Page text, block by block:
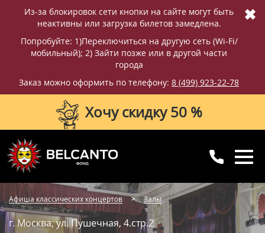
Из-за блокировок сети кнопки на сайте могут быть
неактивны или загрузка билетов замедлена.
Попробуйте: 1)Переключиться на другую сеть (Wi-Fi/
мобильный); 2) Зайти позже или в другой части
города
Заказ можно оформить по телефону: 8 (499) 923-22-78
✖
Хочу скидку 50 %
8 (499) 923-22-78
с 10:00 до 20:00
8 (800) 770-09-71
для регионов
Афиша классических концертов Залы
г. Москва, ул. Пушечная, 4.стр.2